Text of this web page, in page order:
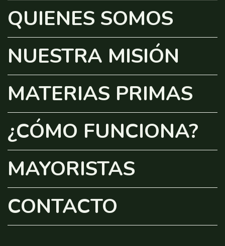
QUIENES SOMOS
NUESTRA MISIÓN
MATERIAS PRIMAS
¿CÓMO FUNCIONA?
MAYORISTAS
CONTACTO